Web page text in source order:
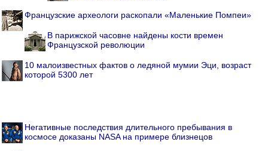
Французские археологи раскопали «Маленькие Помпеи»
В парижской часовне найдены кости времен
Французской революции
10 малоизвестных фактов о ледяной мумии Эци, возраст
которой 5300 лет
Негативные последствия длительного пребывания в
космосе доказаны NASA на примере близнецов